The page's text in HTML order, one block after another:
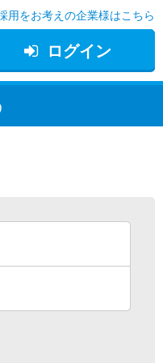
ログイン
用をお考えの企業様はこちら